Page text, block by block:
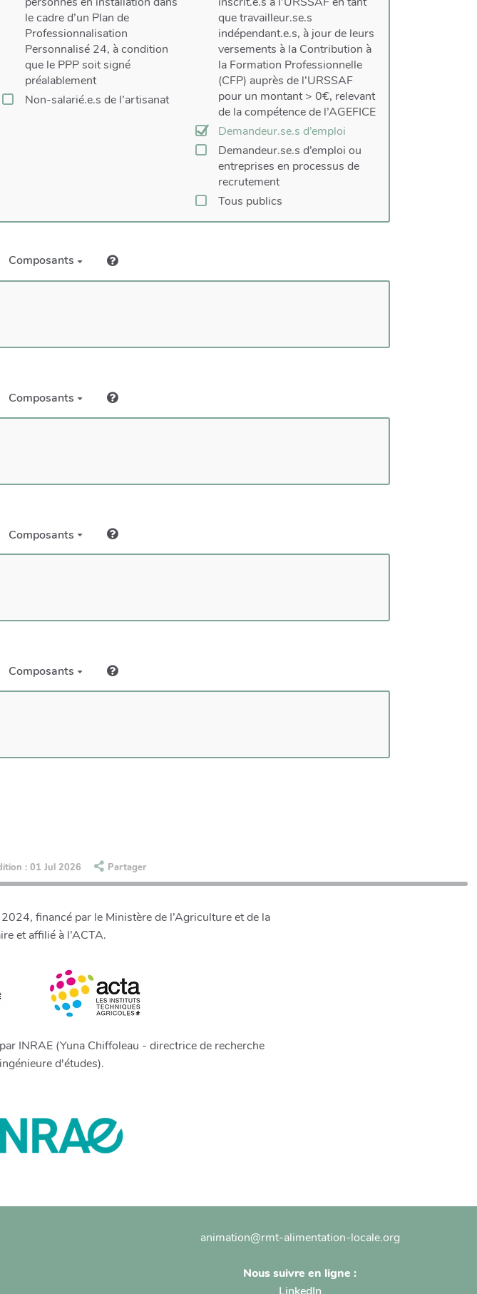
le cadre d’un Plan de
Professionnalisation
Personnalisé 24, à condition
que le PPP soit signé
préalablement
Non-salarié.e.s de l’artisanat
que travailleur.se.s
indépendant.e.s, à jour de leurs
versements à la Contribution à
la Formation Professionnelle
(CFP) auprès de l’URSSAF
pour un montant > 0€, relevant
de la compétence de l’AGEFICE
Demandeur.se.s d’emploi
Demandeur.se.s d’emploi ou
entreprises en processus de
recrutement
Tous publics
Composants
Composants
Composants
Composants
: 01 Jul 2026 Partager
financé par le Ministère de l’Agriculture et de la
et affilié à l’ACTA.
INRAE (Yuna Chiffoleau - directrice de recherche
d'études).
animation@rmt-alimentation-locale.org
Nous suivre en ligne :